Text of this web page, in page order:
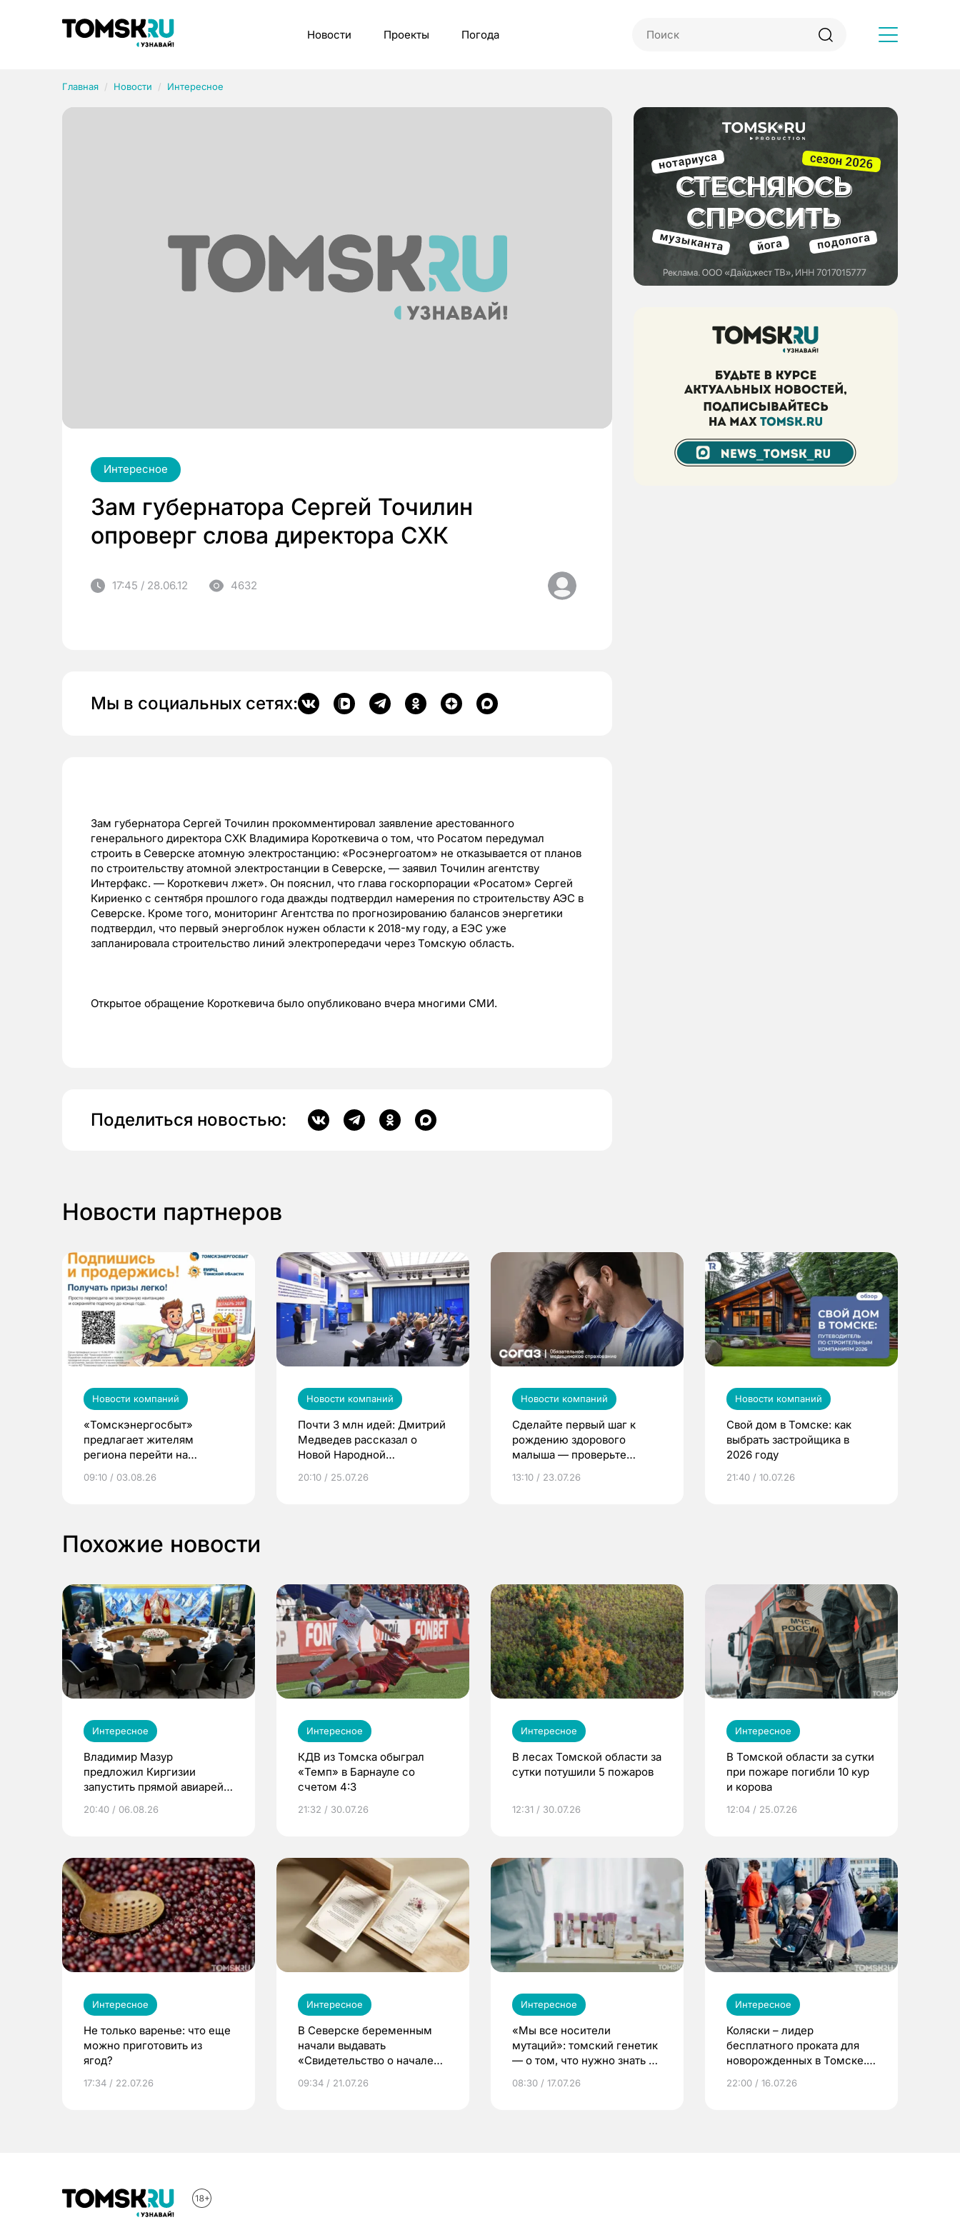
Новости Проекты Погода
Главная Новости Интересное
Интересное
Зам губернатора Сергей Точилин
опроверг слова директора СХК
17:45 / 28.06.12 4632
Мы в социальных сетях:
Зам губернатора Сергей Точилин прокомментировал заявление арестованного
генерального директора СХК Владимира Короткевича о том, что Росатом передумал
строить в Северске атомную электростанцию: «Росэнергоатом» не отказывается от планов
по строительству атомной электростанции в Северске, — заявил Точилин агентству
Интерфакс. — Короткевич лжет». Он пояснил, что глава госкорпорации «Росатом» Сергей
Кириенко с сентября прошлого года дважды подтвердил намерения по строительству АЭС в
Северске. Кроме того, мониторинг Агентства по прогнозированию балансов энергетики
подтвердил, что первый энергоблок нужен области к 2018-му году, а ЕЭС уже
запланировала строительство линий электропередачи через Томскую область.
Открытое обращение Короткевича было опубликовано вчера многими СМИ.
Поделиться новостью:
Новости партнеров
Новости компаний
«Томскэнергосбыт»
предлагает жителям
региона перейти на
выиграть призы
09:10 / 03.08.26
Новости компаний
Почти 3 млн идей: Дмитрий
Медведев рассказал о
Новой Народной
20:10 / 25.07.26
Новости компаний
Сделайте первый шаг к
рождению здорового
малыша — проверьте
по ОМС!
13:10 / 23.07.26
Новости компаний
Свой дом в Томске: как
выбрать застройщика в
2026 году
21:40 / 10.07.26
Похожие новости
Интересное
Владимир Мазур
предложил Киргизии
запустить прямой авиарейс
20:40 / 06.08.26
Интересное
КДВ из Томска обыграл
«Темп» в Барнауле со
счетом 4:3
21:32 / 30.07.26
Интересное
В лесах Томской области за
сутки потушили 5 пожаров
12:31 / 30.07.26
Интересное
В Томской области за сутки
при пожаре погибли 10 кур
и корова
12:04 / 25.07.26
Интересное
Не только варенье: что еще
можно приготовить из
ягод?
17:34 / 22.07.26
Интересное
В Северске беременным
начали выдавать
«Свидетельство о начале
09:34 / 21.07.26
Интересное
«Мы все носители
мутаций»: томский генетик
— о том, что нужно знать до
08:30 / 17.07.26
Интересное
Коляски – лидер
бесплатного проката для
новорожденных в Томске.
22:00 / 16.07.26
Рубрики